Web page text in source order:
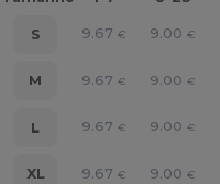
S 9.67 € 9.00 €
M 9.67 € 9.00 €
L 9.67 € 9.00 €
XL 9.67 € 9.00 €